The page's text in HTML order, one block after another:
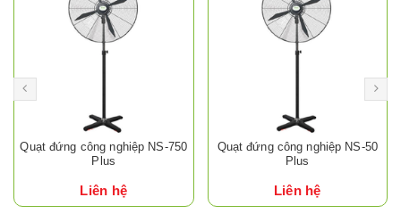
Quạt đứng công nghiệp NS-750
Plus
Liên hệ
Quạt đứng công nghiệp NS-50
Plus
Liên hệ